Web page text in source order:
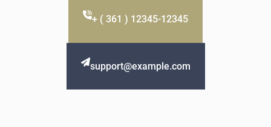
+ ( 361 ) 12345-12345
support@example.com